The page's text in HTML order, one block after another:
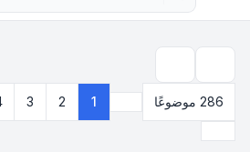
286 موضوعًا
صفحة من 15
4